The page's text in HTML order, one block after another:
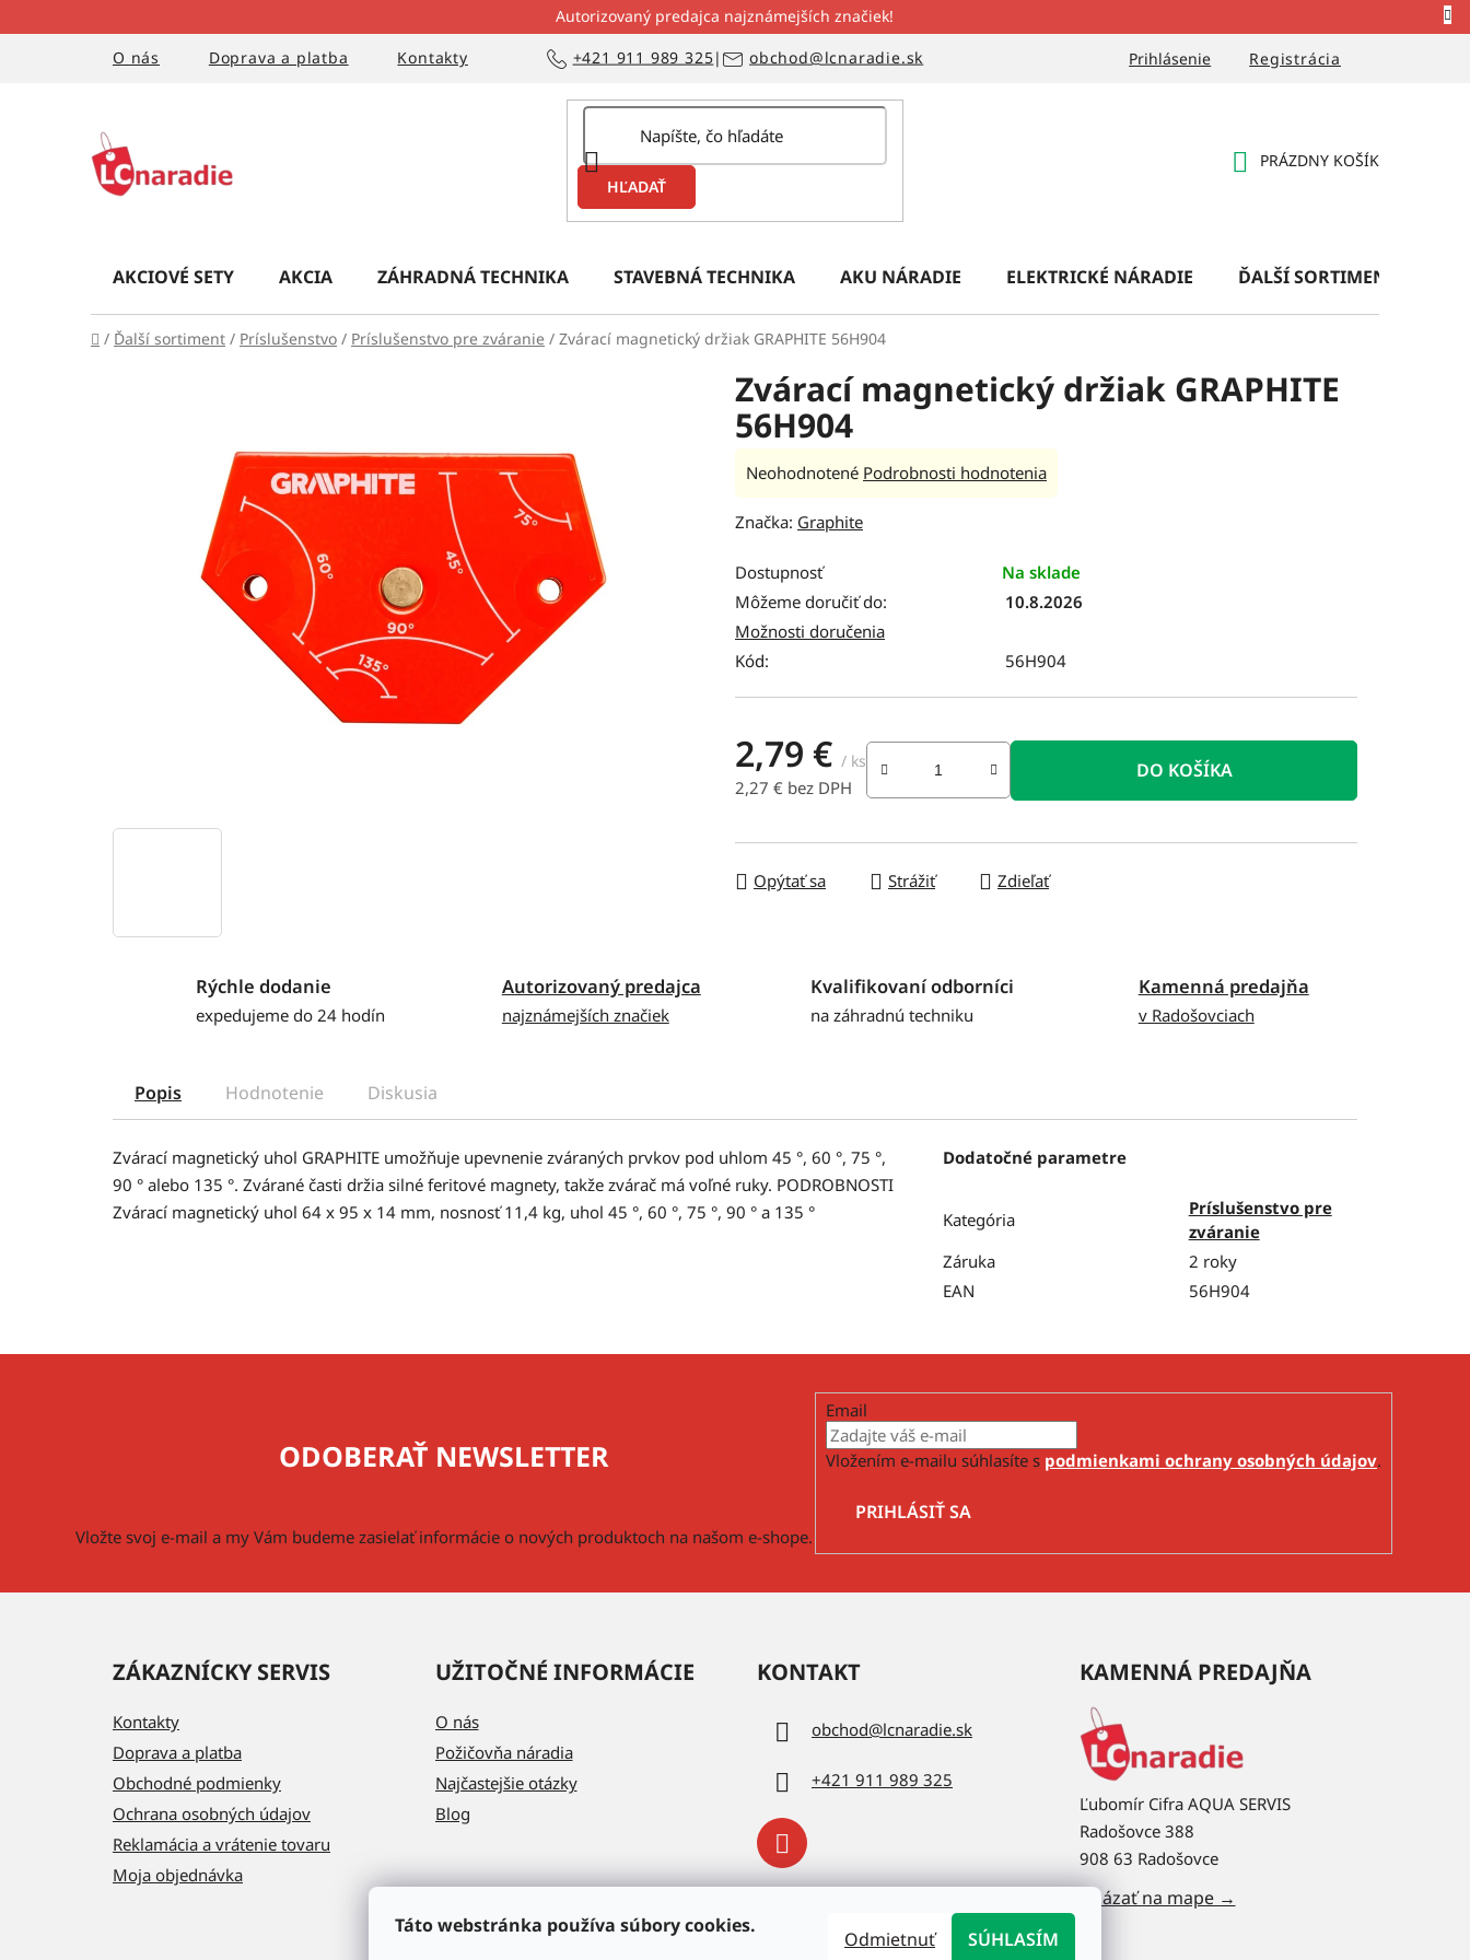
Táto webstránka používa súbory cookies.
Odmietnuť SÚHLASÍM
na
Autorizovaný predajca najznámejších značiek!
O nás
Doprava a platba Kontakty Prihlásenie Registrácia
+421 911 989 325| obchod@lcnaradie.sk
HĽADAŤ
PRÁZDNY KOŠÍK
AKCIOVÉ SETY AKCIA ZÁHRADNÁ TECHNIKA STAVEBNÁ TECHNIKA AKU NÁRADIE ELEKTRICKÉ NÁRADIE ĎALŠÍ SORTIMENT
Domov
/ Ďalší sortiment / Príslušenstvo / Príslušenstvo pre zváranie / Zvárací magnetický držiak GRAPHITE 56H904
Zvárací magnetický držiak GRAPHITE
56H904
Priemerné
produktu
0,0
z
5
hviezdičiek.
Neohodnotené Podrobnosti hodnotenia
Značka: Graphite
Dostupnosť
Na sklade
Môžeme doručiť do:
10.8.2026
Možnosti doručenia
Kód:
56H904
2,79 € / ks
2,27 € bez DPH
DO KOŠÍKA
Opýtať sa Strážiť Zdieľať
Rýchle dodanie
expedujeme do 24 hodín
Autorizovaný predajca
najznámejších značiek
Kvalifikovaní odborníci
na záhradnú techniku
Kamenná predajňa
v Radošovciach
Popis Hodnotenie Diskusia
Zvárací magnetický uhol GRAPHITE umožňuje upevnenie zváraných prvkov pod uhlom 45 °, 60 °, 75 °,
90 ° alebo 135 °. Zvárané časti držia silné feritové magnety, takže zvárač má voľné ruky. PODROBNOSTI
Zvárací magnetický uhol 64 x 95 x 14 mm, nosnosť 11,4 kg, uhol 45 °, 60 °, 75 °, 90 ° a 135 °
Dodatočné parametre
Kategória
Príslušenstvo pre
zváranie
Záruka
2 roky
EAN
56H904
ODOBERAŤ NEWSLETTER
Vložte svoj e-mail a my Vám budeme zasielať informácie o nových produktoch na našom e-shope.
Email
Vložením e-mailu súhlasíte s podmienkami ochrany osobných údajov.
PRIHLÁSIŤ SA
ZÁKAZNÍCKY SERVIS
Kontakty
Doprava a platba
Obchodné podmienky
Ochrana osobných údajov
Reklamácia a vrátenie tovaru
Moja objednávka
UŽITOČNÉ INFORMÁCIE
O nás
Požičovňa náradia
Najčastejšie otázky
Blog
KONTAKT
obchod@lcnaradie.sk
+421 911 989 325
KAMENNÁ PREDAJŇA
Ľubomír Cifra AQUA SERVIS
Radošovce 388
908 63 Radošovce
Ukázať na mape →